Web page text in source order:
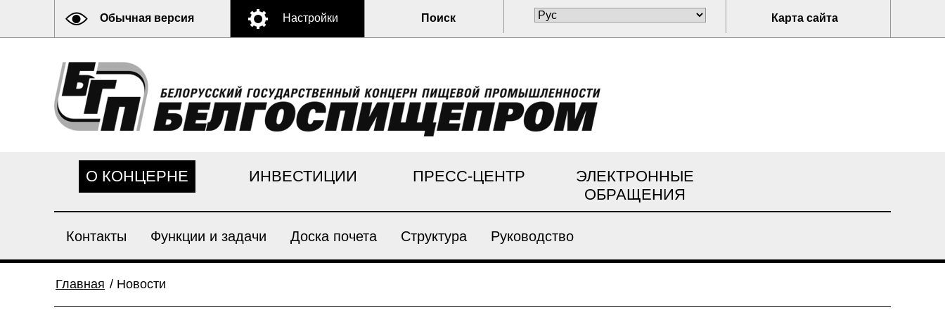
Обычная версия Настройки Поиск Карта сайта
О КОНЦЕРНЕ ИНВЕСТИЦИИ ПРЕСС-ЦЕНТР
ЭЛЕКТРОННЫЕ
ОБРАЩЕНИЯ
Контакты Функции и задачи Доска почета Структура Руководство
Главная / Новости